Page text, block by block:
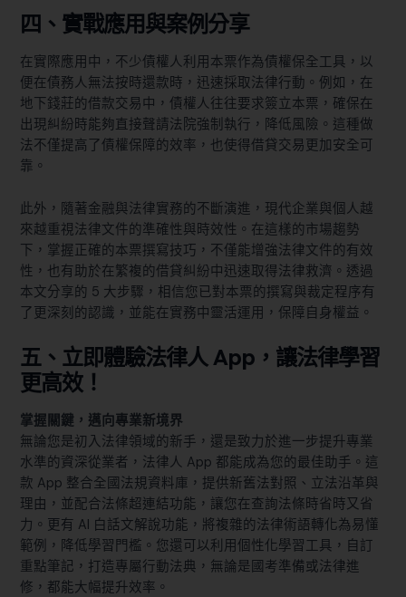
四、實戰應用與案例分享
在實際應用中，不少債權人利用本票作為債權保全工具，以
便在債務人無法按時還款時，迅速採取法律行動。例如，在
地下錢莊的借款交易中，債權人往往要求簽立本票，確保在
出現糾紛時能夠直接聲請法院強制執行，降低風險。這種做
法不僅提高了債權保障的效率，也使得借貸交易更加安全可
靠。
此外，隨著金融與法律實務的不斷演進，現代企業與個人越
來越重視法律文件的準確性與時效性。在這樣的市場趨勢
下，掌握正確的本票撰寫技巧，不僅能增強法律文件的有效
性，也有助於在繁複的借貸糾紛中迅速取得法律救濟。透過
本文分享的 5 大步驟，相信您已對本票的撰寫與裁定程序有
了更深刻的認識，並能在實務中靈活運用，保障自身權益。
五、立即體驗法律人 App，讓法律學習
更高效！
掌握關鍵，邁向專業新境界
無論您是初入法律領域的新手，還是致力於進一步提升專業
水準的資深從業者，法律人 App 都能成為您的最佳助手。這
款 App 整合全國法規資料庫，提供新舊法對照、立法沿革與
理由，並配合法條超連結功能，讓您在查詢法條時省時又省
力。更有 AI 白話文解說功能，將複雜的法律術語轉化為易懂
範例，降低學習門檻。您還可以利用個性化學習工具，自訂
重點筆記，打造專屬行動法典，無論是國考準備或法律進
修，都能大幅提升效率。